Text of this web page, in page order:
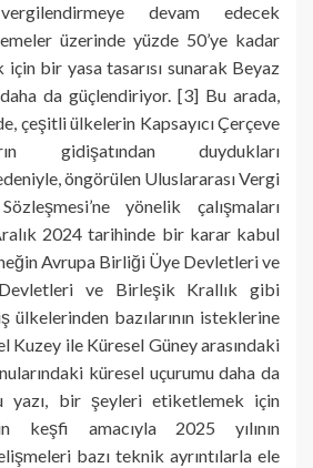
devam edecek
üzerinde yüzde 50’ye kadar
bir yasa tasarısı sunarak Beyaz
da güçlendiriyor. [3] Bu arada,
çeşitli ülkelerin Kapsayıcı Çerçeve
gidişatından duydukları
öngörülen Uluslararası Vergi
yönelik çalışmaları
2024 tarihinde bir karar kabul
Avrupa Birliği Üye Devletleri ve
ve Birleşik Krallık gibi
ülkelerinden bazılarının isteklerine
Kuzey ile Küresel Güney arasındaki
küresel uçurumu daha da
yazı, bir şeyleri etiketlemek için
keşfi amacıyla 2025 yılının
bazı teknik ayrıntılarla ele